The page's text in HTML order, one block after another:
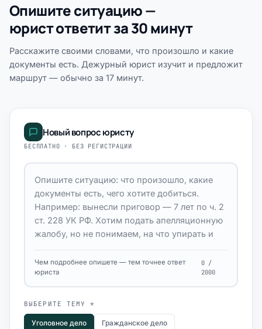
Опишите ситуацию —
юрист ответит за 30 минут
Расскажите своими словами, что произошло и какие
документы есть. Дежурный юрист изучит и предложит
маршрут — обычно за 17 минут.
Новый вопрос юристу
БЕСПЛАТНО · БЕЗ РЕГИСТРАЦИИ
Чем подробнее опишете — тем точнее ответ
юриста
0 /
2000
ВЫБЕРИТЕ ТЕМУ *
Уголовное дело Гражданское дело